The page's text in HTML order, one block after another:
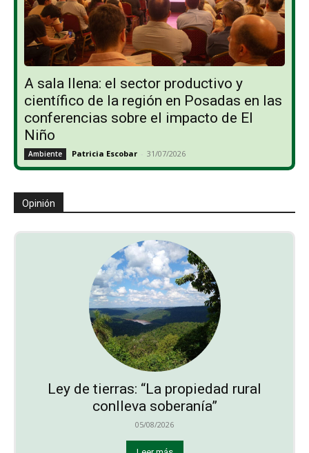
A sala llena: el sector productivo y
científico de la región en Posadas en las
conferencias sobre el impacto de El
Niño
Ambiente Patricia Escobar - 31/07/2026
Opinión
Ley de tierras: “La propiedad rural
conlleva soberanía”
05/08/2026